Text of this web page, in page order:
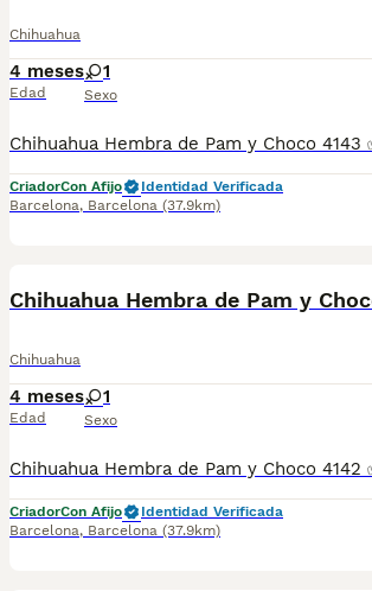
Chihuahua
4 meses
Edad
1
Sexo
CriadorCon Afijo
Identidad Verificada
Barcelona, Barcelona (37.9km)
Chihuahua
4 meses
Edad
1
Sexo
CriadorCon Afijo
Identidad Verificada
Barcelona, Barcelona (37.9km)